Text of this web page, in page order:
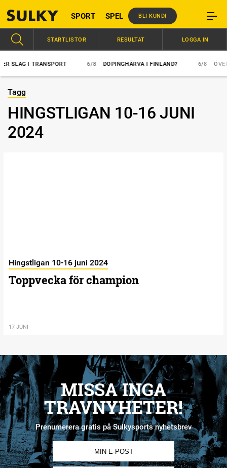
SPORT SPEL BLI KUND!
SLAG I TRANSPORT 6/8 DOPINGHÄRVA I FINLAND? 6/8
STARTLISTOR RESULTAT LOGGA IN
Tagg
HINGSTLIGAN 10-16 JUNI
2024
Hingstligan 10-16 juni 2024
Toppvecka för champion
17 JUNI
MISSA INGA
TRAVNYHETER!
Prenumerera gratis på Sulkysports nyhetsbrev